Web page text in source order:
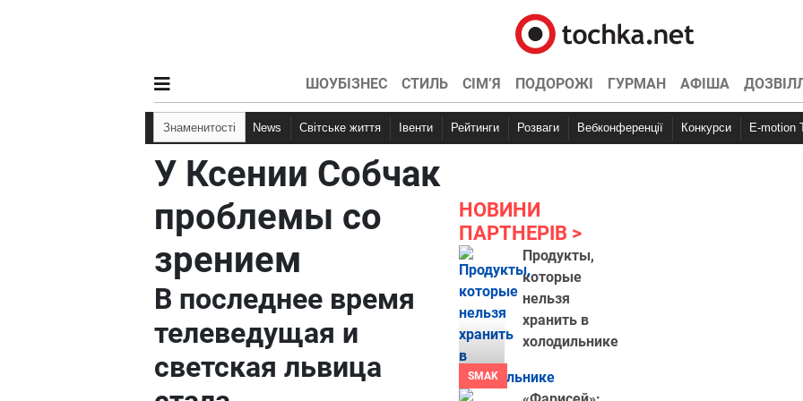
ШОУБІЗНЕС СТИЛЬ СІМ’Я ПОДОРОЖІ ГУРМАН АФІША
Знаменитості News Світське життя Івенти Рейтинги Розваги Вебконференції Конкурси E-motion
У Ксении Собчак
проблемы со
зрением
В последнее время
телеведущая и
светская львица
НОВИНИ
ПАРТНЕРІВ
SMAK
Продукты,
которые
нельзя
хранить в
холодильнике